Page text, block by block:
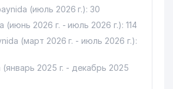
(июль 2026 г.): 30
(июнь 2026 г. - июль 2026 г.): 114
(март 2026 г. - июль 2026 г.):
(январь 2025 г. - декабрь 2025